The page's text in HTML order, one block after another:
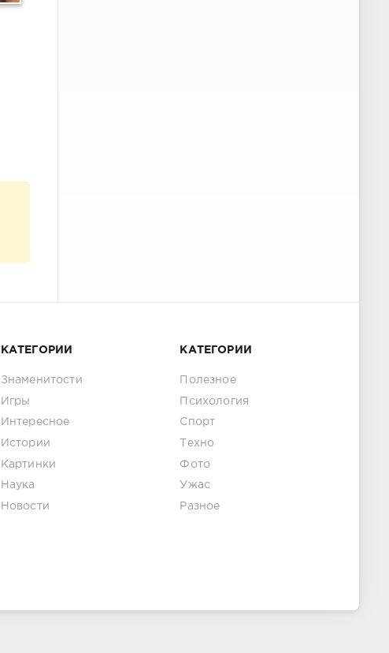
КАТЕГОРИИ
Знаменитости
Игры
Интересное
Истории
Картинки
Наука
Новости
КАТЕГОРИИ
Полезное
Психология
Спорт
Техно
Фото
Ужас
Разное